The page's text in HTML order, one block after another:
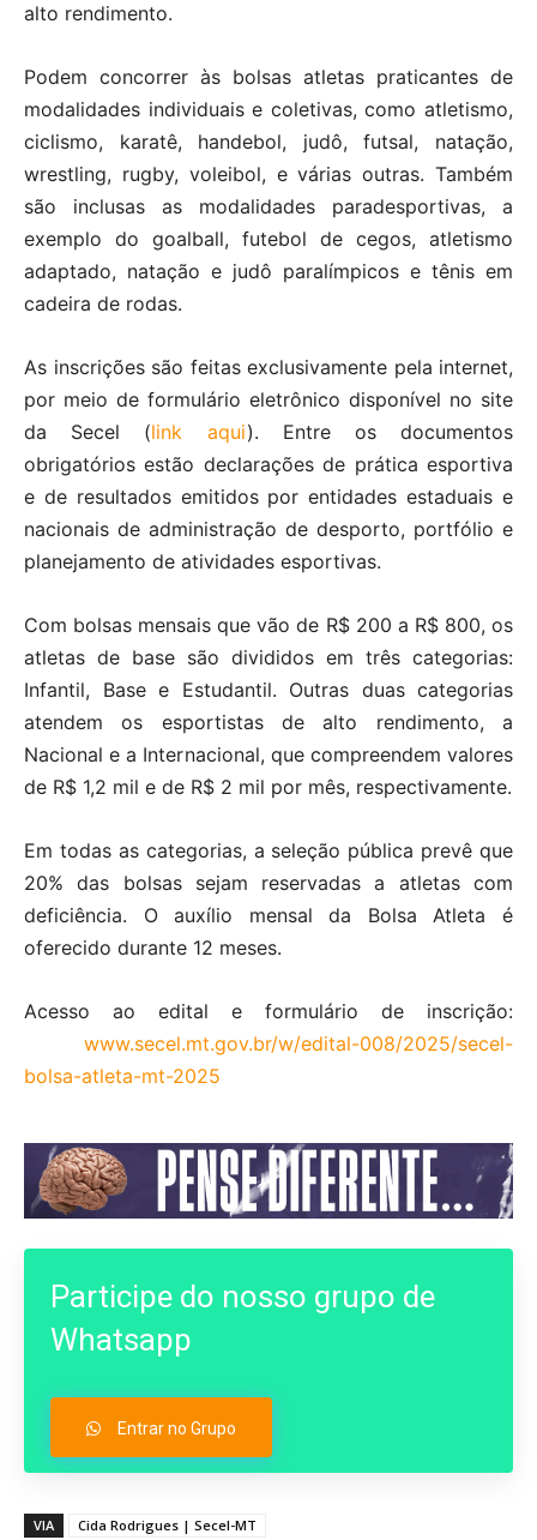
alto rendimento.
Podem concorrer às bolsas atletas praticantes de
modalidades individuais e coletivas, como atletismo,
ciclismo, karatê, handebol, judô, futsal, natação,
wrestling, rugby, voleibol, e várias outras. Também
são inclusas as modalidades paradesportivas, a
exemplo do goalball, futebol de cegos, atletismo
adaptado, natação e judô paralímpicos e tênis em
cadeira de rodas.
As inscrições são feitas exclusivamente pela internet,
por meio de formulário eletrônico disponível no site
da Secel (link aqui). Entre os documentos
obrigatórios estão declarações de prática esportiva
e de resultados emitidos por entidades estaduais e
nacionais de administração de desporto, portfólio e
planejamento de atividades esportivas.
Com bolsas mensais que vão de R$ 200 a R$ 800, os
atletas de base são divididos em três categorias:
Infantil, Base e Estudantil. Outras duas categorias
atendem os esportistas de alto rendimento, a
Nacional e a Internacional, que compreendem valores
de R$ 1,2 mil e de R$ 2 mil por mês, respectivamente.
Em todas as categorias, a seleção pública prevê que
20% das bolsas sejam reservadas a atletas com
deficiência. O auxílio mensal da Bolsa Atleta é
oferecido durante 12 meses.
Acesso ao edital e formulário de inscrição:
www.secel.mt.gov.br/w/edital-008/2025/secel-
bolsa-atleta-mt-2025
Participe do nosso grupo de
Whatsapp
Entrar no Grupo
VIA Cida Rodrigues | Secel-MT